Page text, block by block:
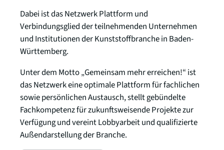
Dabei ist das Netzwerk Plattform und
Verbindungsglied der teilnehmenden Unternehmen
und Institutionen der Kunststoffbranche in Baden-
Württemberg.
Unter dem Motto „Gemeinsam mehr erreichen!“ ist
das Netzwerk eine optimale Plattform für fachlichen
sowie persönlichen Austausch, stellt gebündelte
Fachkompetenz für zukunftsweisende Projekte zur
Verfügung und vereint Lobbyarbeit und qualifizierte
Außendarstellung der Branche.